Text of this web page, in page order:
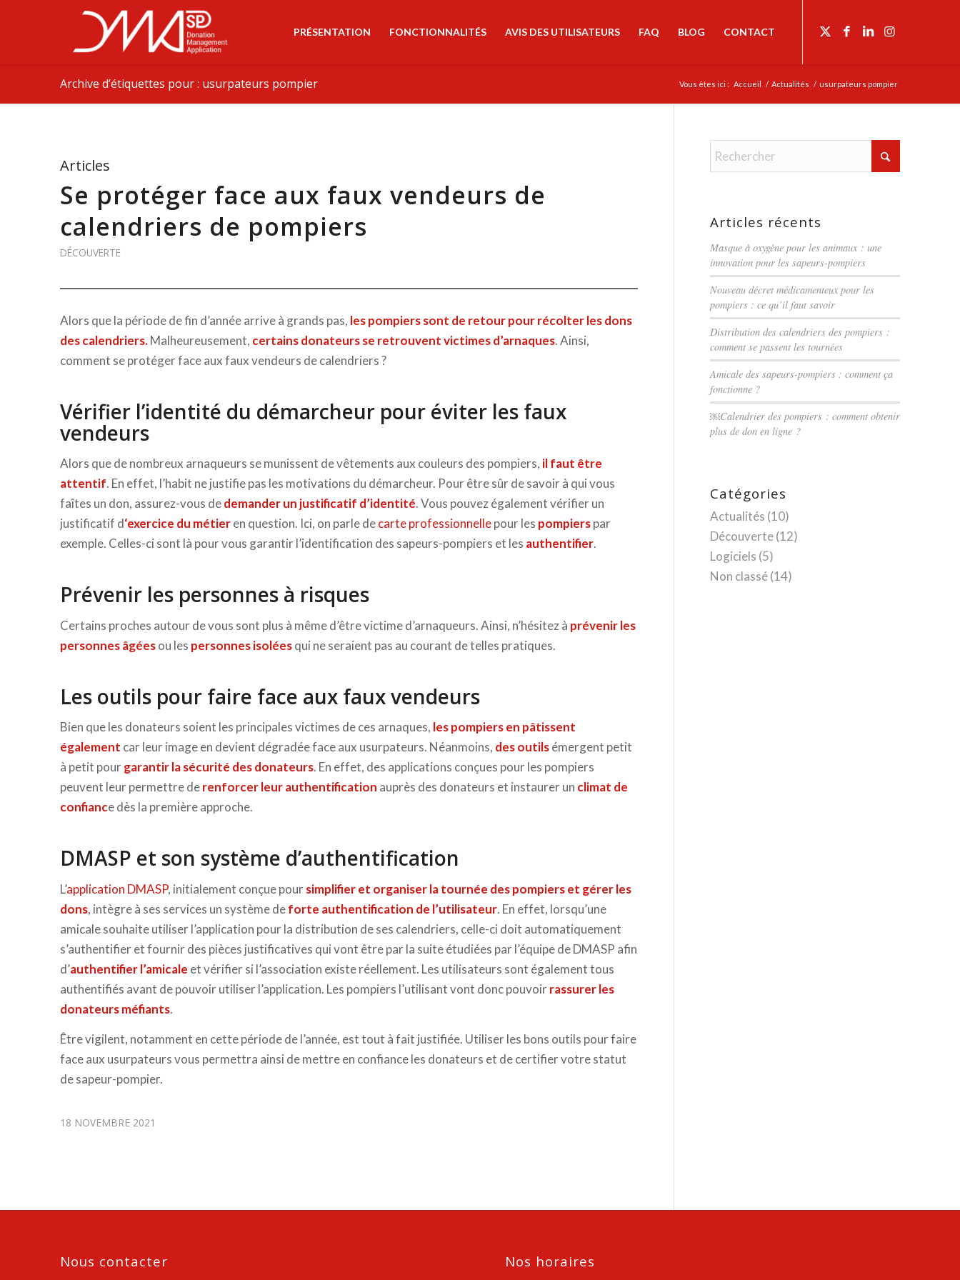
PRÉSENTATION FONCTIONNALITÉS AVIS DES UTILISATEURS FAQ BLOG CONTACT
Archive d’étiquettes pour : usurpateurs pompier Vous êtes ici : Accueil / Actualités / usurpateurs pompier
Articles
Se protéger face aux faux vendeurs de
calendriers de pompiers
DÉCOUVERTE
Alors que la période de fin d’année arrive à grands pas, les pompiers sont de retour pour récolter les dons
des calendriers.Malheureusement, certains donateurs se retrouvent victimes d’arnaques. Ainsi,
comment se protéger face aux faux vendeurs de calendriers ?
Vérifier l’identité du démarcheur pour éviter les faux
vendeurs
Alors que de nombreux arnaqueurs se munissent de vêtements aux couleurs des pompiers, il faut être
attentif. En effet, l’habit ne justifie pas les motivations du démarcheur. Pour être sûr de savoir à qui vous
faîtes un don, assurez-vous dedemander un justificatif d’identité. Vous pouvez également vérifier un
justificatif d‘exercice du métieren question. Ici, on parle decarte professionnellepour les pompierspar
exemple. Celles-ci sont là pour vous garantir l’identification des sapeurs-pompiers et les authentifier.
Prévenir les personnes à risques
Certains proches autour de vous sont plus à même d’être victime d’arnaqueurs. Ainsi, n’hésitez à prévenir les
personnes âgéesou les personnes isoléesqui ne seraient pas au courant de telles pratiques.
Les outils pour faire face aux faux vendeurs
Bien que les donateurs soient les principales victimes de ces arnaques, les pompiers en pâtissent
également car leur image en devient dégradée face aux usurpateurs. Néanmoins, des outilsémergent petit
à petit pourgarantir la sécurité des donateurs. En effet, des applications conçues pour les pompiers
peuvent leur permettre derenforcer leur authentification auprès des donateurs et instaurer un climat de
confiance dès la première approche.
DMASP et son système d’authentification
L’application DMASP, initialement conçue poursimplifier et organiser la tournée des pompiers et gérer les
dons, intègre à ses services un système deforte authentification de l’utilisateur. En effet, lorsqu’une
amicale souhaite utiliser l’application pour la distribution de ses calendriers, celle-ci doit automatiquement
s’authentifier et fournir des pièces justificatives qui vont être par la suite étudiées par l’équipe de DMASP afin
d’authentifier l’amicale et vérifier si l’association existe réellement. Les utilisateurs sont également tous
authentifiés avant de pouvoir utiliser l’application. Les pompiers l’utilisant vont donc pouvoirrassurer les
donateurs méfiants.
Être vigilent, notamment en cette période de l’année, est tout à fait justifiée. Utiliser les bons outils pour faire
face aux usurpateurs vous permettra ainsi de mettre en confiance les donateurs et de certifier votre statut
de sapeur-pompier.
18 NOVEMBRE 2021
Articles récents
Masque à oxygène pour les animaux : une
innovation pour les sapeurs-pompiers
Nouveau décret médicamenteux pour les
pompiers : ce qu’il faut savoir
Distribution des calendriers des pompiers :
comment se passent les tournées
Amicale des sapeurs-pompiers : comment ça
fonctionne ?
￼Calendrier des pompiers : comment obtenir
plus de don en ligne ?
Catégories
Actualités (10)
Découverte(12)
Logiciels (5)
Non classé(14)
Nous contacter Nos horaires